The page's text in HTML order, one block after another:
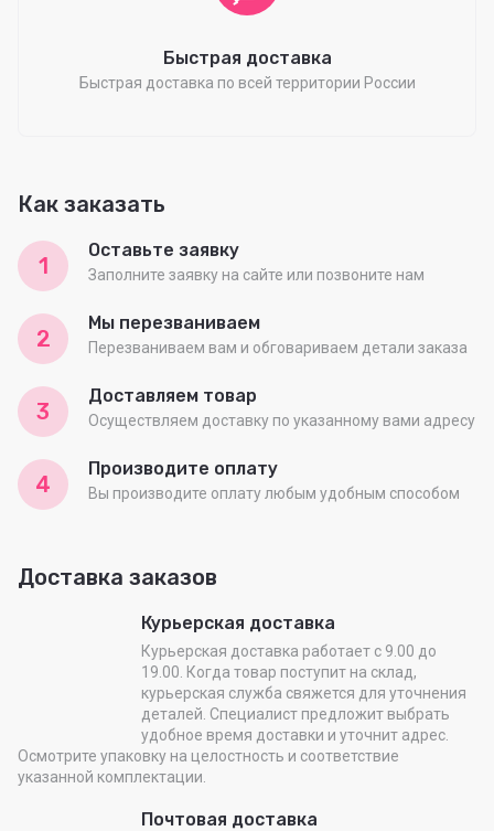
Быстрая доставка
Быстрая доставка по всей территории России
Как заказать
1
Оставьте заявку
Заполните заявку на сайте или позвоните нам
2
Мы перезваниваем
Перезваниваем вам и обговариваем детали заказа
3
Доставляем товар
Осуществляем доставку по указанному вами адресу
4
Производите оплату
Вы производите оплату любым удобным способом
Доставка заказов
Курьерская доставка
Курьерская доставка работает с 9.00 до
19.00. Когда товар поступит на склад,
курьерская служба свяжется для уточнения
деталей. Специалист предложит выбрать
удобное время доставки и уточнит адрес.
Осмотрите упаковку на целостность и соответствие
указанной комплектации.
Почтовая доставка